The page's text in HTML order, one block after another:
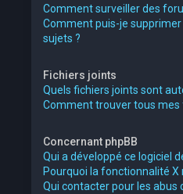
Comment surveiller des
Comment puis-je
sujets ?
Fichiers joints
Quels fichiers joints sont
Comment trouver tous mes
Concernant phpBB
Qui a développé ce logiciel
Pourquoi la fonctionnalité X
Qui contacter pour les abus